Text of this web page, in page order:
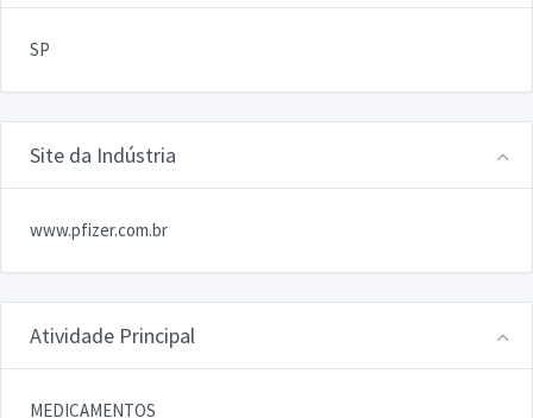
SP
Site da Indústria
www.pfizer.com.br
Atividade Principal
MEDICAMENTOS